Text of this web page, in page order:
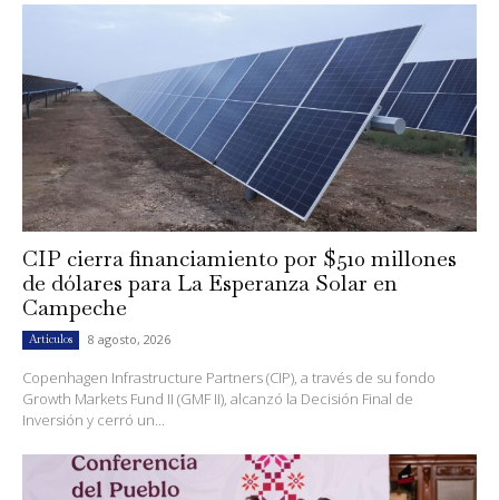
CIP cierra financiamiento por $510 millones
de dólares para La Esperanza Solar en
Campeche
Artículos 8 agosto, 2026
Copenhagen Infrastructure Partners (CIP), a través de su fondo
Growth Markets Fund II (GMF II), alcanzó la Decisión Final de
Inversión y cerró un...